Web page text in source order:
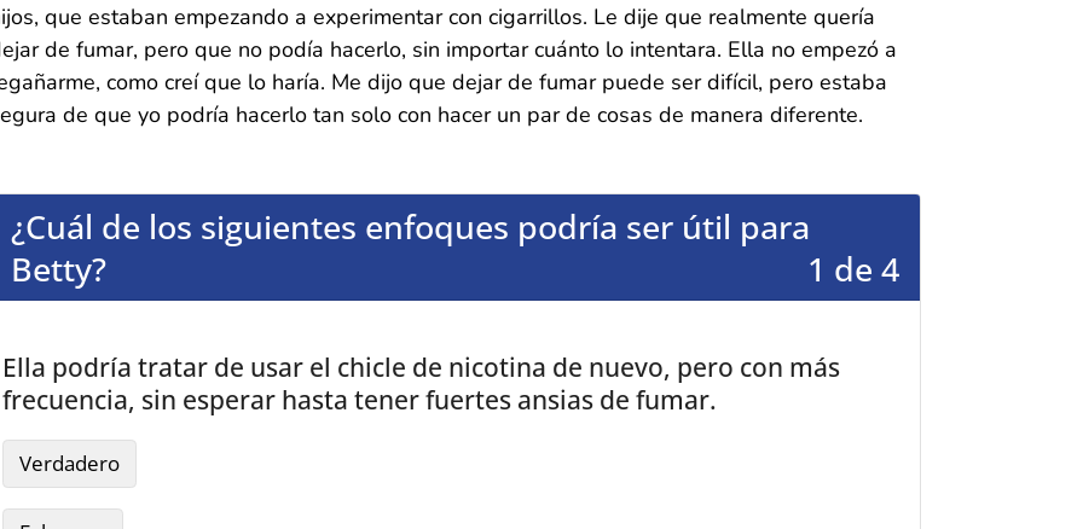
que estaban empezando a experimentar con cigarrillos. Le dije que realmente quería
de fumar, pero que no podía hacerlo, sin importar cuánto lo intentara. Ella no empezó a
como creí que lo haría. Me dijo que dejar de fumar puede ser difícil, pero estaba
de que yo podría hacerlo tan solo con hacer un par de cosas de manera diferente.